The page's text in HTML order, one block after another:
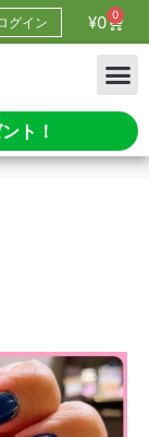
グイン ¥0 0
ト！